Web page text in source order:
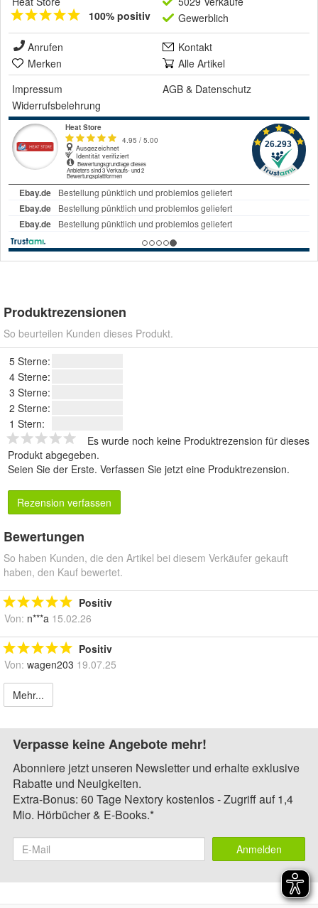
100% positiv
Gewerblich
Anrufen
Kontakt
Merken
Alle Artikel
Impressum
AGB & Datenschutz
Widerrufsbelehrung
Produktrezensionen
So beurteilen Kunden dieses Produkt.
5 Sterne:
4 Sterne:
3 Sterne:
2 Sterne:
1 Stern:
Es wurde noch keine Produktrezension für dieses
Produkt abgegeben.
Seien Sie der Erste. Verfassen Sie jetzt eine Produktrezension.
Rezension verfassen
Bewertungen
So haben Kunden, die den Artikel bei diesem Verkäufer gekauft
haben, den Kauf bewertet.
Positiv
Von: n***a 15.02.26
Positiv
Von: wagen203 19.07.25
Mehr...
Verpasse keine Angebote mehr!
Abonniere jetzt unseren Newsletter und erhalte exklusive
Rabatte und Neuigkeiten.
Extra-Bonus: 60 Tage Nextory kostenlos - Zugriff auf 1,4
Mio. Hörbücher & E-Books.*
Anmelden